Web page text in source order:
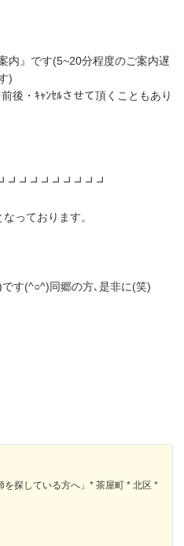
内』です(5~20分程度のご案内遅
)
後・ｷｬﾝｾﾙさせて頂くこともあり
っております。
す(^○^)同郷の方､是非に(笑)
を探している方へ」* 茶屋町 * 北区 *